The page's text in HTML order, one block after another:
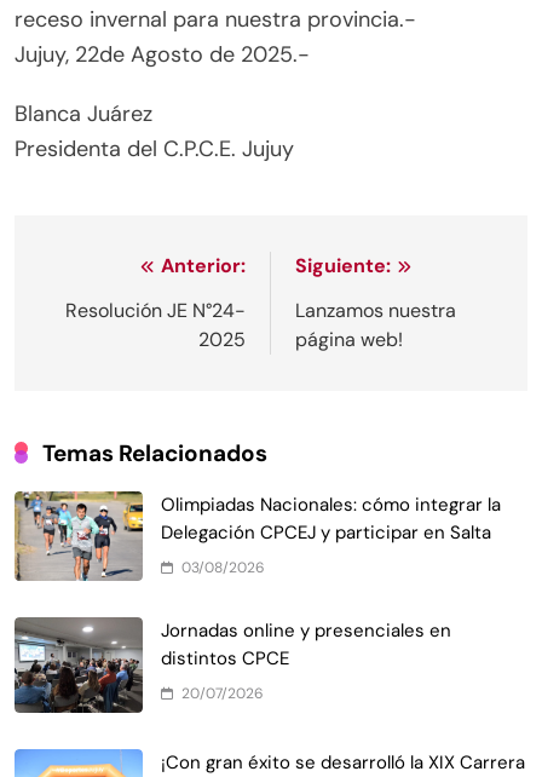
receso invernal para nuestra provincia.-
Jujuy, 22de Agosto de 2025.-
Blanca Juárez
Presidenta del C.P.C.E. Jujuy
Anterior:
Resolución JE N°24-
2025
Siguiente:
Lanzamos nuestra
página web!
Temas Relacionados
Olimpiadas Nacionales: cómo integrar la
Delegación CPCEJ y participar en Salta
03/08/2026
Jornadas online y presenciales en
distintos CPCE
20/07/2026
¡Con gran éxito se desarrolló la XIX Carrera